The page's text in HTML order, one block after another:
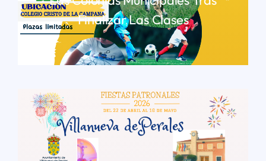
Finalizar Las Clases
LEER MÁS